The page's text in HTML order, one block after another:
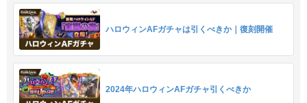
ハロウィンAFガチャは引くべきか｜復刻開催
2024年ハロウィンAFガチャ引くべきか